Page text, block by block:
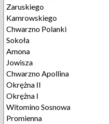
Zaruskiego
Kamrowskiego
Chwarzno Polanki
Sokoła
Amona
Jowisza
Chwarzno Apollina
Okrężna II
Okrężna I
Witomino Sosnowa
Promienna